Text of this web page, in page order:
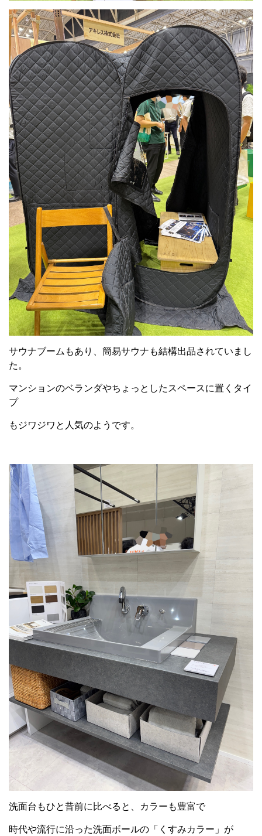
サウナブームもあり、簡易サウナも結構出品されていまし
た。
マンションのベランダやちょっとしたスペースに置くタイ
プ
もジワジワと人気のようです。
洗面台もひと昔前に比べると、カラーも豊富で
時代や流行に沿った洗面ボールの「くすみカラー」が